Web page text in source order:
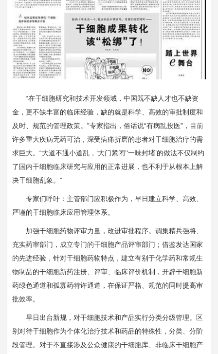
“在干细胞研究和技术开发领域，中国既不缺人才也不缺资
金，更不缺丰富的临床经验，缺的就是科学、高效的审批制度和
及时、规范的管理政策。”专家指出，俗话说“有病乱投医”，目前
许多重大疾病无药可治，深受病痛折磨的患者对干细胞治疗的需
求巨大。“大道不通小道乱，‘大门紧闭’‘一味封堵’的做法不仅制约
了国内干细胞临床研究与应用的正常进展，也不利于从根本上解
决干细胞乱象。”
专家们呼吁：主管部门应积极作为，早日建立科学、高效、
严谨的干细胞临床应用管理体系。
加强干细胞药物评审力量，改进审批程序。调集精兵强将、
充实药审部门，成立专门的干细胞产品评审部门；借鉴发达国家
的先进经验，针对干细胞药物特点，建立有别于化学药和常规生
物制品的干细胞新药注册、评审、临床评价机制，开辟干细胞新
药绿色通道和孤寡药特许通道，在保证严格、规范的同时提高审
批效率。
早日出台新规，对干细胞技术和产品实行分类分级管理。区
别对待干细胞作为个体化治疗技术和药品的特殊性，分类、分阶
段管理。对于不直接涉及公众健康的干细胞库、非临床干细胞产